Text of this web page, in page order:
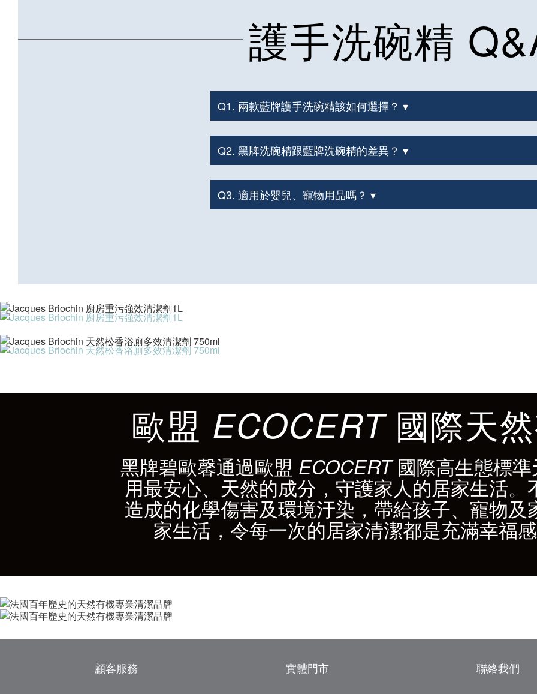
護手洗碗精
Q1. 兩款藍牌護手洗碗精該如何選擇？ ▾
Q2. 黑牌洗碗精跟藍牌洗碗精的差異？ ▾
Q3. 適用於嬰兒、寵物用品嗎？ ▾
歐盟 ECOCERT 國際天
黑牌碧歐馨通過歐盟 ECOCERT國際高生態標
用最安心、天然的成分，守護家人的居家生活。
造成的化學傷害及環境汙染，帶給孩子、寵物及
家生活，令每一次的居家清潔都是充滿幸福
顧客服務 實體門市 聯絡我們